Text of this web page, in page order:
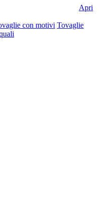
Apri
con motivi Tovaglie